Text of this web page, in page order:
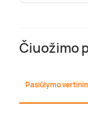
Čiuožimo
Pasiūlymo